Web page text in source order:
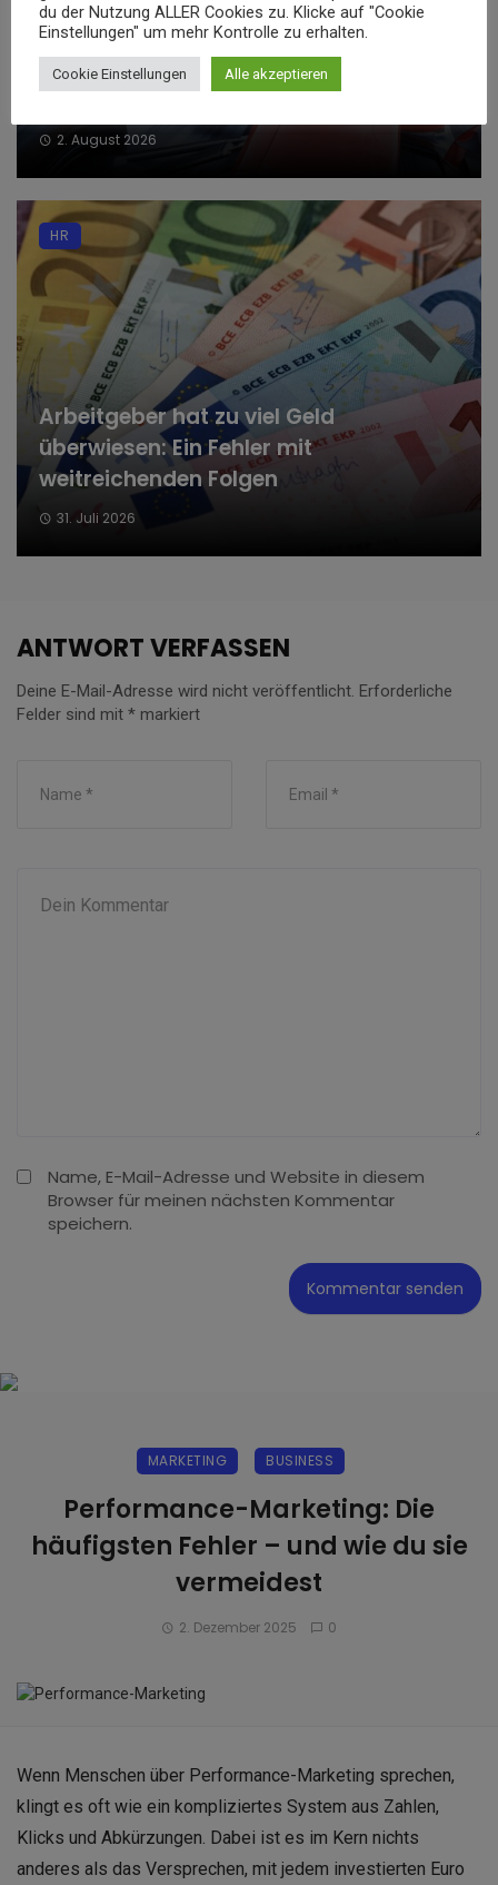
Was verdient ein Formel-1 Fahrer? Die
Star Piloten und ihre Millionenverträge
2. August 2026
Arbeitgeber hat zu viel Geld
überwiesen: Ein Fehler mit
weitreichenden Folgen
31. Juli 2026
HR
ANTWORT VERFASSEN
Deine E-Mail-Adresse wird nicht veröffentlicht. Erforderliche
Felder sind mit * markiert
Name, E-Mail-Adresse und Website in diesem
Browser für meinen nächsten Kommentar
speichern.
MARKETING BUSINESS
Performance-Marketing: Die
häufigsten Fehler – und wie du sie
vermeidest
2. Dezember 2025 0
Wenn Menschen über Performance-Marketing sprechen,
klingt es oft wie ein kompliziertes System aus Zahlen,
Klicks und Abkürzungen. Dabei ist es im Kern nichts
anderes als das Versprechen, mit jedem investierten Euro
du der Nutzung ALLER Cookies zu. Klicke auf "Cookie
Einstellungen" um mehr Kontrolle zu erhalten.
Cookie Einstellungen Alle akzeptieren